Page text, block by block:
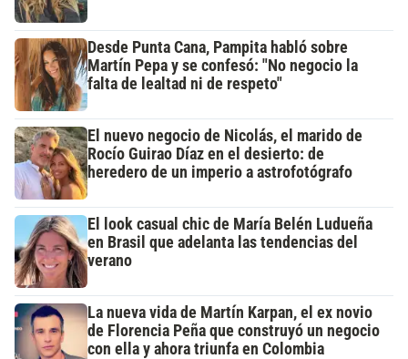
Desde Punta Cana, Pampita habló sobre
Martín Pepa y se confesó: "No negocio la
falta de lealtad ni de respeto"
El nuevo negocio de Nicolás, el marido de
Rocío Guirao Díaz en el desierto: de
heredero de un imperio a astrofotógrafo
El look casual chic de María Belén Ludueña
en Brasil que adelanta las tendencias del
verano
La nueva vida de Martín Karpan, el ex novio
de Florencia Peña que construyó un negocio
con ella y ahora triunfa en Colombia